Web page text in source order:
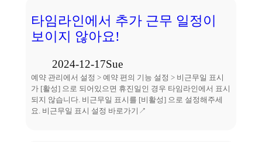
타임라인에서 추가 근무 일정이
보이지 않아요!
2024-12-17Sue
예약 관리에서 설정 > 예약 편의 기능 설정 > 비근무일 표시
가 [활성] 으로 되어있으면 휴진일인 경우 타임라인에서 표시
되지 않습니다. 비근무일 표시를 [비활성] 으로 설정해주세
요. 비근무일 표시 설정 바로가기↗